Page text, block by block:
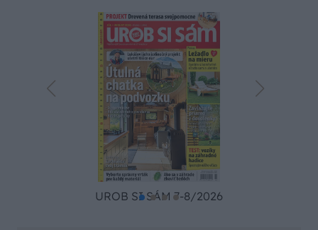
UROB SI SÁM 7-8/2026